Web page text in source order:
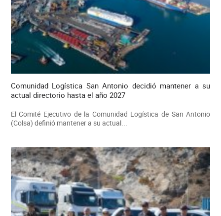
Comunidad Logística San Antonio decidió mantener a su
actual directorio hasta el año 2027
El Comité Ejecutivo de la Comunidad Logística de San Antonio
(Colsa) definió mantener a su actual...